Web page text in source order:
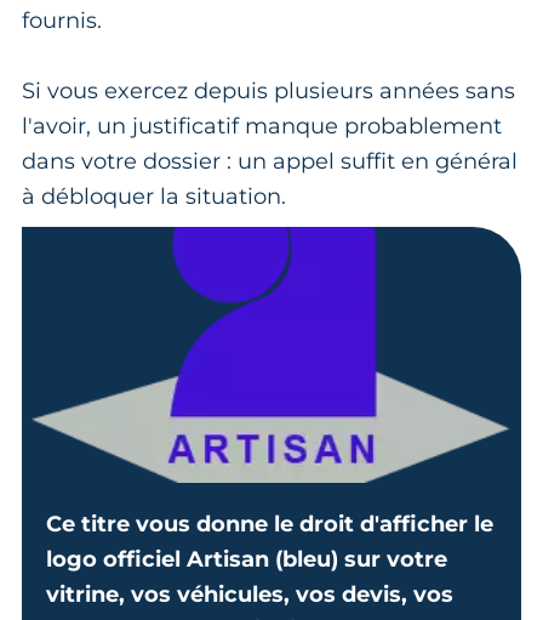
fournis.
Si vous exercez depuis plusieurs années sans
l'avoir, un justificatif manque probablement
dans votre dossier : un appel suffit en général
à débloquer la situation.
Ce titre vous donne le droit d'afficher le
logo officiel Artisan (bleu) sur votre
vitrine, vos véhicules, vos devis, vos